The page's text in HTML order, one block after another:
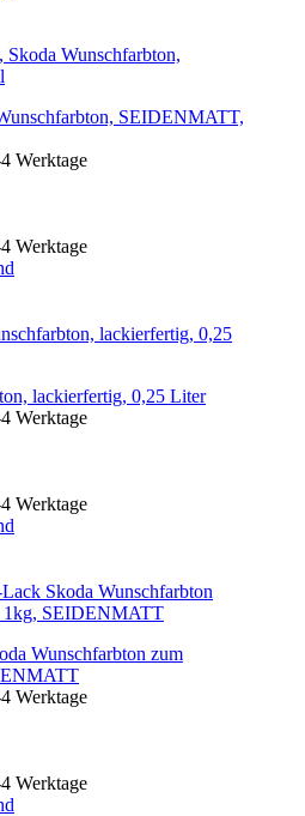
SEIDENMATT,
Werktage
Werktage
lackierfertig, 0,25 Liter
Werktage
Werktage
Wunschfarbton zum
Werktage
Werktage